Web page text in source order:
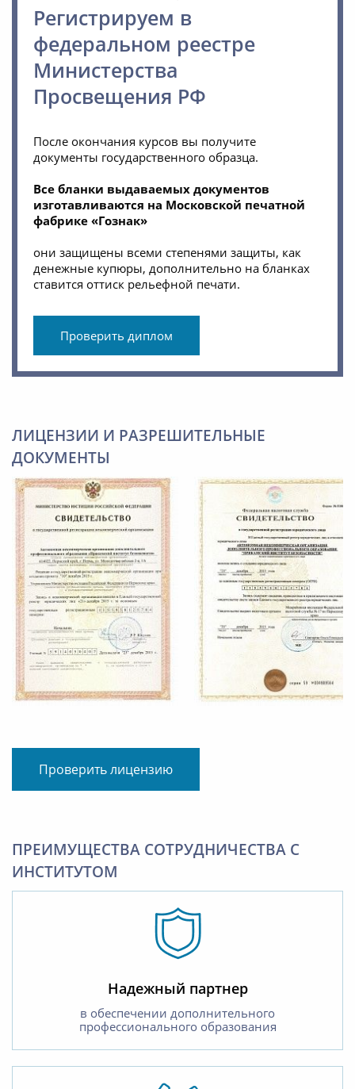
Регистрируем в
федеральном реестре
Министерства
Просвещения РФ
После окончания курсов вы получите
документы государственного образца.
Все бланки выдаваемых документов
изготавливаются на Московской печатной
фабрике «Гознак»
они защищены всеми степенями защиты, как
денежные купюры, дополнительно на бланках
ставится оттиск рельефной печати.
Проверить диплом
ЛИЦЕНЗИИ И РАЗРЕШИТЕЛЬНЫЕ
ДОКУМЕНТЫ
Проверить лицензию
ПРЕИМУЩЕСТВА СОТРУДНИЧЕСТВА С
ИНСТИТУТОМ
Надежный партнер
в обеспечении дополнительного
профессионального образования